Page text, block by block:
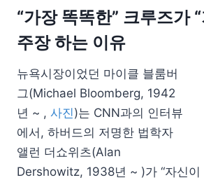
“가장 똑똑한” 크루즈가
주장 하는 이유
뉴욕시장이었던 마이클 블룸버
그(Michael Bloomberg, 1942
년 ~ , 사진)는 CNN과의 인터뷰
에서, 하버드의 저명한 법학자
앨런 더쇼위츠(Alan
Dershowitz, 1938년 ~ )가 “자신이